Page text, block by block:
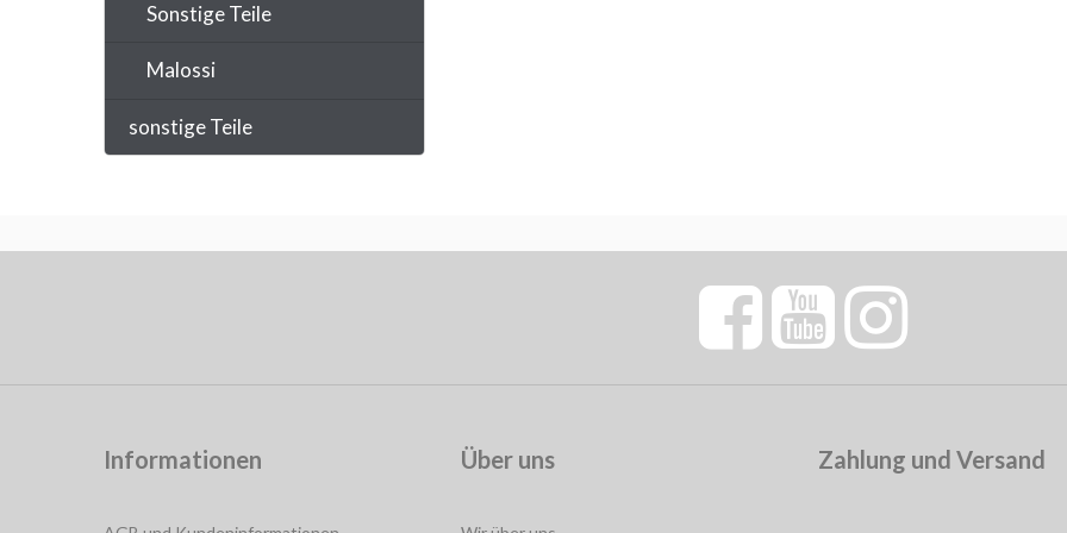
Sonstige Teile
Malossi
sonstige Teile
Informationen Über uns Zahlung und Versand